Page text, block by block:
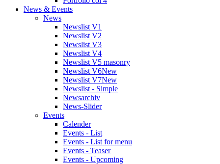
News & Events
News
Newslist V1
Newslist V2
Newslist V3
Newslist V4
Newslist V5 masonry
Newslist V6New
Newslist V7New
Newslist - Simple
Newsarchiv
News-Slider
Events
Calender
Events - List
Events - List for menu
Events - Teaser
Events - Upcoming